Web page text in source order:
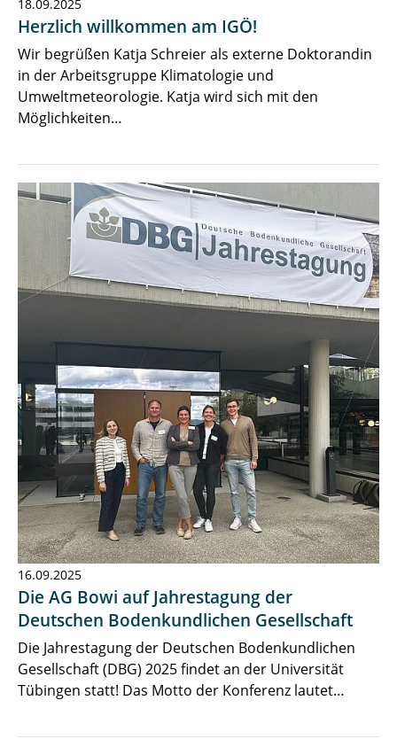
18.09.2025
Herzlich willkommen am IGÖ!
Wir begrüßen Katja Schreier als externe Doktorandin
in der Arbeitsgruppe Klimatologie und
Umweltmeteorologie. Katja wird sich mit den
Möglichkeiten…
16.09.2025
Die AG Bowi auf Jahrestagung der
Deutschen Bodenkundlichen Gesellschaft
Die Jahrestagung der Deutschen Bodenkundlichen
Gesellschaft (DBG) 2025 findet an der Universität
Tübingen statt! Das Motto der Konferenz lautet…